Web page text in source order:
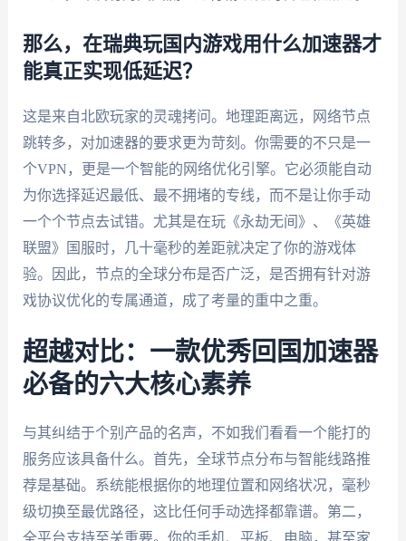
那么，在瑞典玩国内游戏用什么加速器才
能真正实现低延迟？
这是来自北欧玩家的灵魂拷问。地理距离远，网络节点
跳转多，对加速器的要求更为苛刻。你需要的不只是一
个VPN，更是一个智能的网络优化引擎。它必须能自动
为你选择延迟最低、最不拥堵的专线，而不是让你手动
一个个节点去试错。尤其是在玩《永劫无间》、《英雄
联盟》国服时，几十毫秒的差距就决定了你的游戏体
验。因此，节点的全球分布是否广泛，是否拥有针对游
戏协议优化的专属通道，成了考量的重中之重。
超越对比：一款优秀回国加速器
必备的六大核心素养
与其纠结于个别产品的名声，不如我们看看一个能打的
服务应该具备什么。首先，全球节点分布与智能线路推
荐是基础。系统能根据你的地理位置和网络状况，毫秒
级切换至最优路径，这比任何手动选择都靠谱。第二，